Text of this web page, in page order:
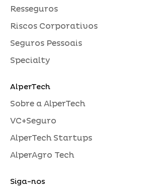
Resseguros
Riscos Corporativos
Seguros Pessoais
Specialty
AlperTech
Sobre a AlperTech
VC+Seguro
AlperTech Startups
AlperAgro Tech
Siga-nos